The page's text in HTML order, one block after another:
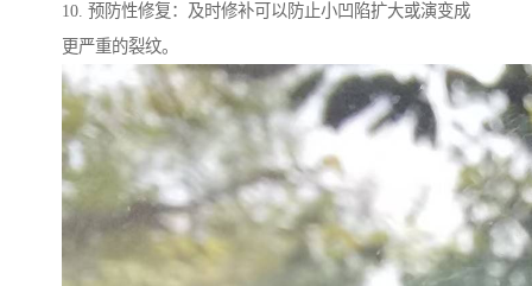
10. 预防性修复：及时修补可以防止小凹陷扩大或演变成
更严重的裂纹。